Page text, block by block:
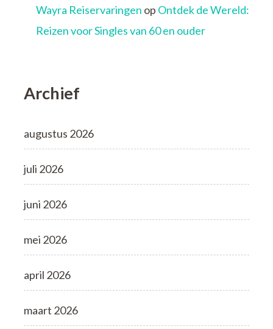
Wayra Reiservaringen op Ontdek de Wereld:
Reizen voor Singles van 60 en ouder
Archief
augustus 2026
juli 2026
juni 2026
mei 2026
april 2026
maart 2026